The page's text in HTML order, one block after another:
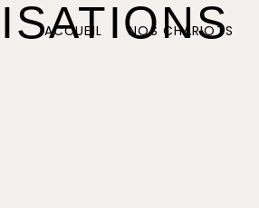
ACCUEIL NOS CHARIOTS